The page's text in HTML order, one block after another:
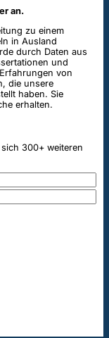
an.
zu einem
in Ausland
durch Daten aus
und
von
die unsere
haben. Sie
erhalten.
300+ weiteren